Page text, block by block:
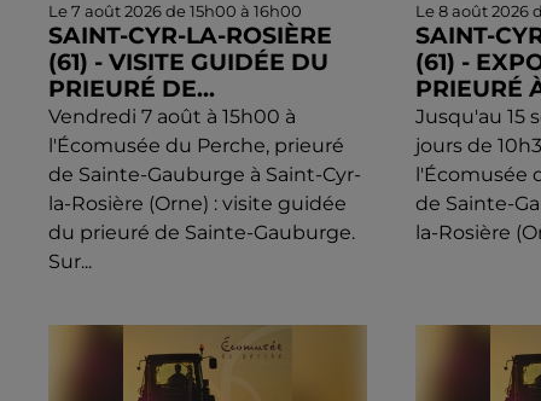
Le 7 août 2026 de 15h00 à 16h00
SAINT-CYR-LA-ROSIÈRE
(61) - VISITE GUIDÉE DU
PRIEURÉ DE...
Vendredi 7 août à 15h00 à
l'Écomusée du Perche, prieuré
de Sainte-Gauburge à Saint-Cyr-
la-Rosière (Orne) : visite guidée
du prieuré de Sainte-Gauburge.
Sur...
Le 8 août 2026
SAINT-
(61) -
PRIEURÉ
Jusqu'au 15
jours de
l'Écomusée
de Sainte-
la-Rosière